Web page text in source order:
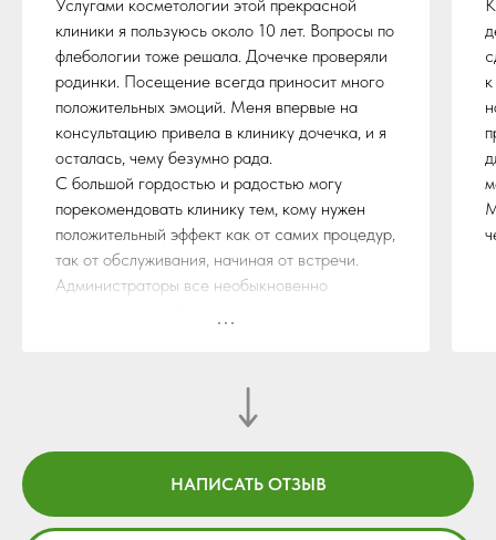
Услугами косметологии этой прекрасной
клиники я пользуюсь около 10 лет. Вопросы по
флебологии тоже решала. Дочечке проверяли
родинки. Посещение всегда приносит много
положительных эмоций. Меня впервые на
консультацию привела в клинику дочечка, и я
осталась, чему безумно рада.
С большой гордостью и радостью могу
порекомендовать клинику тем, кому нужен
положительный эффект как от самих процедур,
так от обслуживания, начиная от встречи.
Администраторы все необыкновенно
НАПИСАТЬ ОТЗЫВ